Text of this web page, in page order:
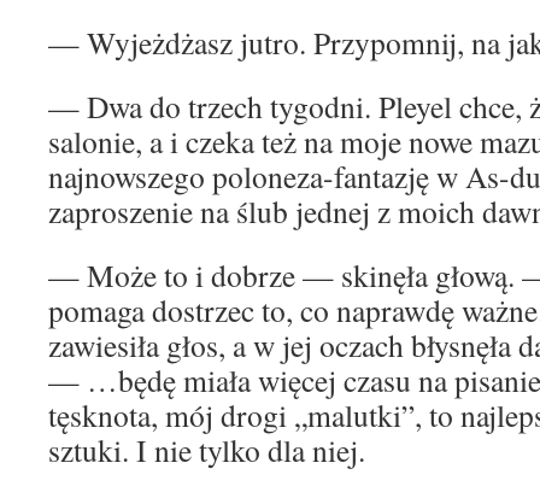
— Wyjeżdżasz jutro. Przypomnij, na
— Dwa do trzech tygodni. Pleyel chce,
salonie, a i czeka też na moje nowe
najnowszego poloneza-fantazję w As-
zaproszenie na ślub jednej z moich
— Może to i dobrze — skinęła głową.
pomaga dostrzec to, co naprawdę
zawiesiła głos, a w jej oczach błysnęła
— …będę miała więcej czasu na
tęsknota, mój drogi „malutki”, to
sztuki. I nie tylko dla niej.